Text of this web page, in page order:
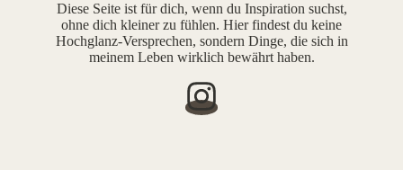
Diese Seite ist für dich, wenn du Inspiration suchst,
ohne dich kleiner zu fühlen. Hier findest du keine
Hochglanz-Versprechen, sondern Dinge, die sich in
meinem Leben wirklich bewährt haben.